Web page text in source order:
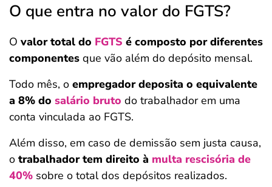
O que entra no valor do FGTS?
O valor total do FGTS é composto por diferentes
componentes que vão além do depósito mensal.
Todo mês, o empregador deposita o equivalente
a 8% do salário bruto do trabalhador em uma
conta vinculada ao FGTS.
Além disso, em caso de demissão sem justa causa,
o trabalhador tem direito à multa rescisória de
40% sobre o total dos depósitos realizados.